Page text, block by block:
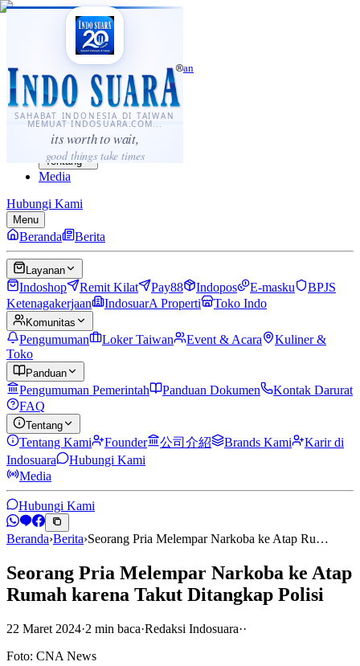
SAHABAT INDONESIA DI TAIWAN
MEMUAT INDOSUARA.COM...
its worth to wait,
good things take times
·...
⌘K
Sahabat Indonesia di Taiwan
Berita
Layanan
Komunitas
Panduan
Tentang
Media
Hubungi Kami
Menu
Beranda Berita
Layanan
Indoshop Remit Kilat Pay88 Indopos E-masku
BPJS
Ketenagakerjaan
IndosuarA Properti Toko Indo
Komunitas
Pengumuman Loker Taiwan Event & Acara
Kuliner &
Toko
Panduan
Pengumuman Pemerintah Panduan Dokumen
Kontak Darurat
FAQ
Tentang
Tentang Kami Founder 公司介紹 Brands Kami
Karir di
Indosuara
Hubungi Kami
Media
Hubungi Kami
Beranda›Berita›Seorang Pria Melempar Narkoba ke Atap Ru…
Seorang Pria Melempar Narkoba ke Atap
Rumah karena Takut Ditangkap Polisi
22 Maret 2024·2 min baca·Redaksi Indosuara··
Foto: CNA News